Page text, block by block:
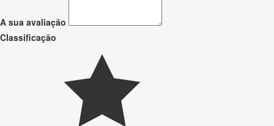
A sua avaliação
Classificação